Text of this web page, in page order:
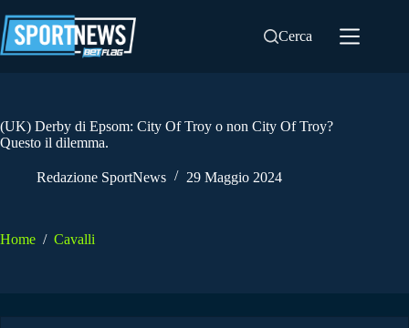
al
contenuto
Cerca
(UK) Derby di Epsom: City Of Troy o non City Of Troy?
Questo il dilemma.
Redazione SportNews 29 Maggio 2024
Home / Cavalli